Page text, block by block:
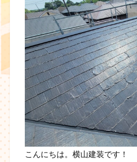
こんにちは。横山建装です！